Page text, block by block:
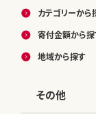
カテゴリーから
寄付金額から探
地域から探す
その他